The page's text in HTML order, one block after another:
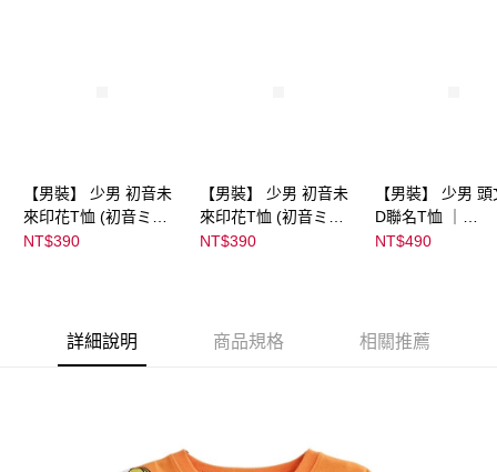
【男裝】 少男 初音未
來印花T恤 (初音ミク)
｜
NT$390
【男裝】 少男 初音未
來印花T恤 (初音ミク)
｜
NT$390
【男裝】 少男
D聯名T恤 ｜
NT$490
詳細說明 商品規格 相關推薦